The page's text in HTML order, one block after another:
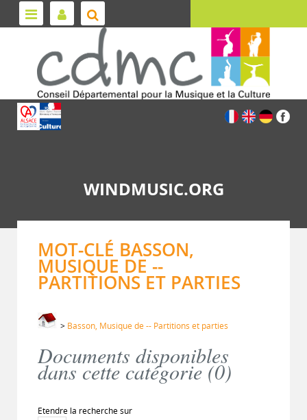
WINDMUSIC.ORG
MOT-CLÉ BASSON,
MUSIQUE DE --
PARTITIONS ET PARTIES
> Basson, Musique de -- Partitions et parties
Documents disponibles
dans cette catégorie (0)
Etendre la recherche sur